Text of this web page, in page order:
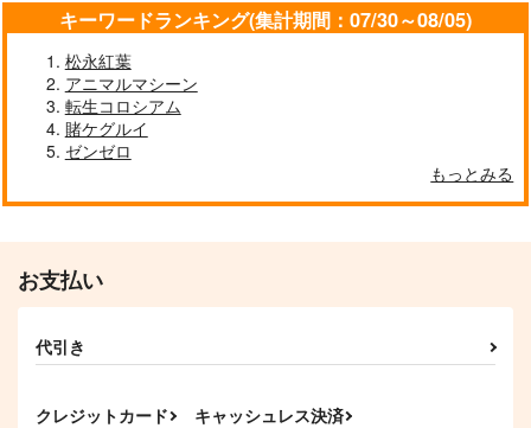
キーワードランキング(集計期間：07/30～08/05)
松永紅葉
アニマルマシーン
転生コロシアム
賭ケグルイ
ゼンゼロ
もっとみる
お支払い
代引き
クレジットカード キャッシュレス決済